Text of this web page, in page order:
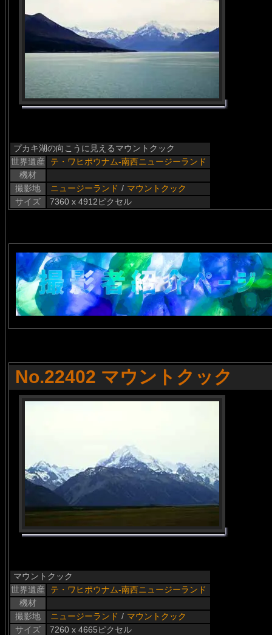
プカキ湖の向こうに見えるマウントクック
世界遺産
テ・ワヒポウナム-南西ニュージーランド
機材
撮影地
ニュージーランド / マウントクック
サイズ
7360 x 4912ピクセル
No.22402 マウントクック
マウントクック
世界遺産
テ・ワヒポウナム-南西ニュージーランド
機材
撮影地
ニュージーランド / マウントクック
サイズ
7260 x 4665ピクセル